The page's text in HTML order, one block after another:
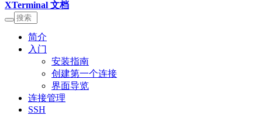
XTerminal 文档
简介
入门
安装指南
创建第一个连接
界面导览
连接管理
SSH